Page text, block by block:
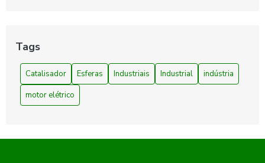
Aditivo Anticorrosivo: Como Proteger Seus Equipamentos e
Aumentar a Durabilidade
Aditivo antimicrobiano: Aprenda tudo sobre sua importância
e aplicações
Tags
Catalisador Esferas Industriais Industrial
indústria
motor elétrico